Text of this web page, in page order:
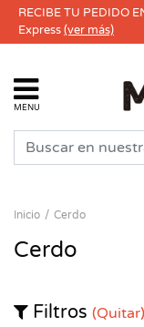
RECIBE TU PEDIDO
Express(ver más)
MENU
Inicio Cerdo
Cerdo
Filtros (Quitar)